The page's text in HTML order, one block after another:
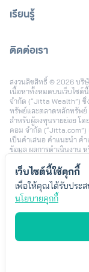
เรียนรู้
ติดต่อเรา
สงวนลิขสิทธิ์ © 2026 บริ
เนื้อหาทั้งหมดบนเว็บไซต์
จำกัด (“Jitta Wealth”)
ทรัพย์และตลาดหลักทรัพย์
สำหรับผู้ลงทุนรายย่อย โด
คอม จำกัด
เป็นคำเสนอ คำแนะนำ ค
ข้อมูล ผลการดำเนินงาน
สามารถใช้เป็นหลักประ
สูญเสียเงินลงทุนบางส่วน
กรณีลงทุนในต่างประเท
ปัจจัย เช่น ระยะเวลาแล
พฤติกรรมการเพิ่มหรือลด
หรือประสบการณ์การลง
เผยแพร่ เพื่อประกอบกา
Jitta Wealth ไม่มีเจตนา
ได้ และค่าธรรมเนียมที่เ
เครื่องหมายการค้าของบ
เว็บไซต์นี้ใช้คุกกี้
เพื่อให้คุณได้รับประ
นโยบายคุกกี้